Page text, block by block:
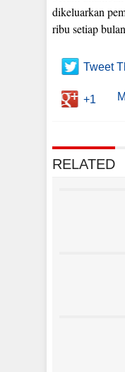
dikeluarkan
ribu setiap
Tweet
+1
RELATED